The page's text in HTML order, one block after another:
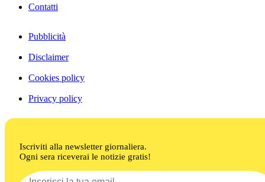
Contatti
Pubblicità
Disclaimer
Cookies policy
Privacy policy
Iscriviti alla newsletter giornaliera.
Ogni sera riceverai le notizie gratis!